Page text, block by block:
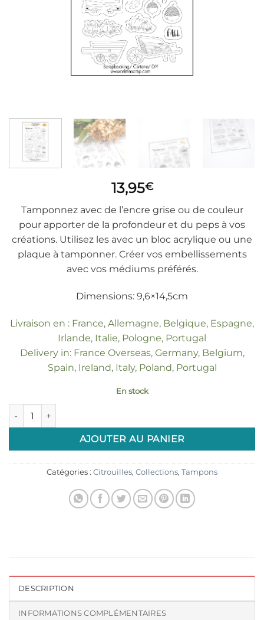
13,95€
Tamponnez avec de l’encre grise ou de couleur
pour apporter de la profondeur et du peps à vos
créations. Utilisez les avec un bloc acrylique ou une
plaque à tamponner. Créer vos embellissements
avec vos médiums préférés.
Dimensions: 9,6×14,5cm
Livraison en : France, Allemagne, Belgique, Espagne,
Irlande, Italie, Pologne, Portugal
Delivery in: France Overseas, Germany, Belgium,
Spain, Ireland, Italy, Poland, Portugal
En stock
quantité de Tampons transparents "Citrouilles"
AJOUTER AU PANIER
Catégories : Citrouilles, Collections, Tampons
DESCRIPTION
INFORMATIONS COMPLÉMENTAIRES